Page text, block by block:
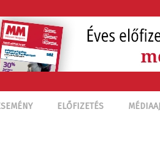
ELŐFIZETÉS